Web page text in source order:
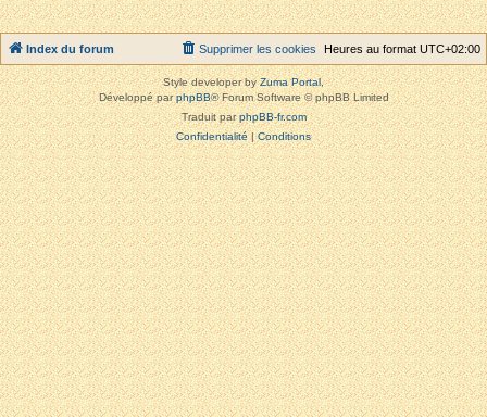
Index du forum Heures au format UTC+02:00
Supprimer les cookies
Style developer byZuma Portal,
Développé parphpBB® Forum Software © phpBB Limited
Traduit parphpBB-fr.com
Confidentialité|Conditions